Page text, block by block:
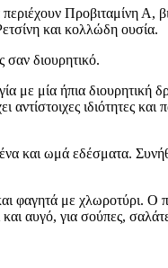
Προβιταμίνη Α,
και κολλώδη ουσία.
σαν διουρητικό.
με μία ήπια
ιδιότητες
και ωμά εδέσματα.
φαγητά με χλωροτύρι. Ο
αυγό, για σούπες,